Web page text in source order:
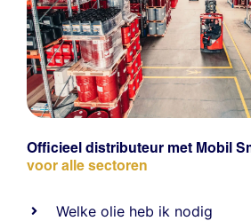
Officieel distributeur met Mobil
voor alle sectoren
Welke olie heb ik nodig